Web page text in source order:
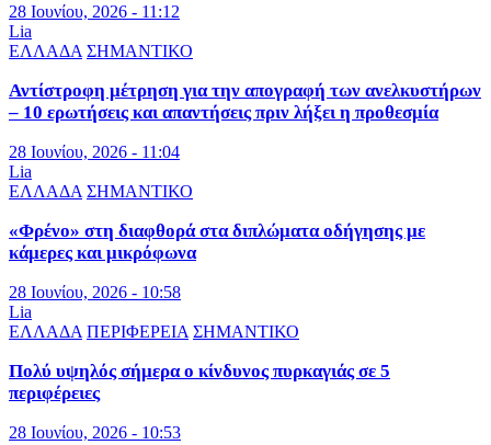
28 Ιουνίου, 2026 - 11:12
Lia
ΕΛΛΑΔΑ ΣΗΜΑΝΤΙΚΟ
Αντίστροφη μέτρηση για την απογραφή των ανελκυστήρων
– 10 ερωτήσεις και απαντήσεις πριν λήξει η προθεσμία
28 Ιουνίου, 2026 - 11:04
Lia
ΕΛΛΑΔΑ ΣΗΜΑΝΤΙΚΟ
«Φρένο» στη διαφθορά στα διπλώματα οδήγησης με
κάμερες και μικρόφωνα
28 Ιουνίου, 2026 - 10:58
Lia
ΕΛΛΑΔΑ ΠΕΡΙΦΕΡΕΙΑ ΣΗΜΑΝΤΙΚΟ
Πολύ υψηλός σήμερα ο κίνδυνος πυρκαγιάς σε 5
περιφέρειες
28 Ιουνίου, 2026 - 10:53